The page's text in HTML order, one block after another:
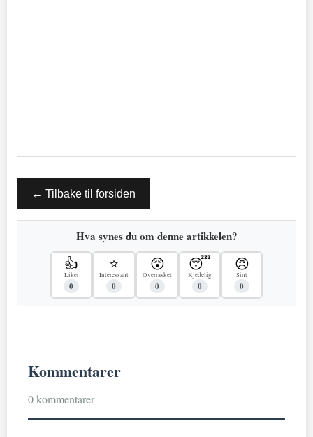
← Tilbake til forsiden
Hva synes du om denne artikkelen?
👍
Liker
0
⭐
Interessant
0
😲
Overrasket
0
😴
Kjedelig
0
😠
Sint
0
Kommentarer
0 kommentarer